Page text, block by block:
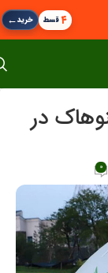
۴قسط خرید←
در
0